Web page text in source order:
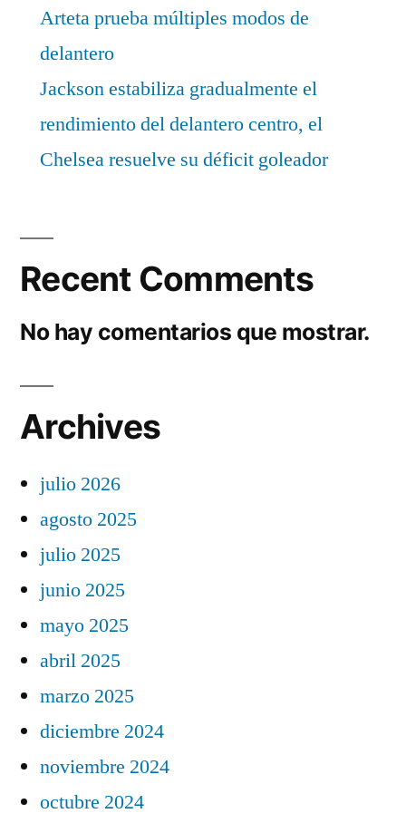
Arteta prueba múltiples modos de
delantero
Jackson estabiliza gradualmente el
rendimiento del delantero centro, el
Chelsea resuelve su déficit goleador
Recent Comments
No hay comentarios que mostrar.
Archives
julio 2026
agosto 2025
julio 2025
junio 2025
mayo 2025
abril 2025
marzo 2025
diciembre 2024
noviembre 2024
octubre 2024